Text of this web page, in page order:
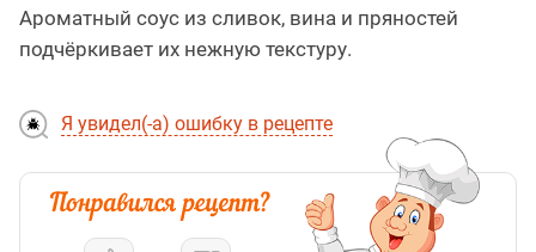
Ароматный соус из сливок, вина и пряностей
подчёркивает их нежную текстуру.
Я увидел(-а) ошибку в рецепте